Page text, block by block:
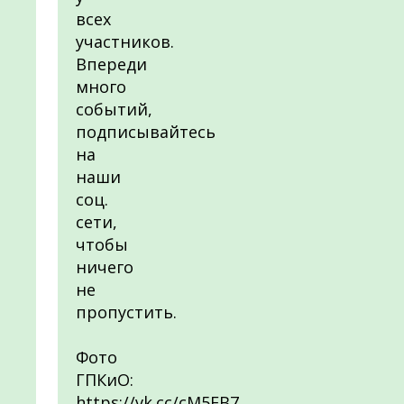
всех
участников.
Впереди
много
событий,
подписывайтесь
на
наши
соц.
сети,
чтобы
ничего
не
пропустить.
Фото
ГПКиО: